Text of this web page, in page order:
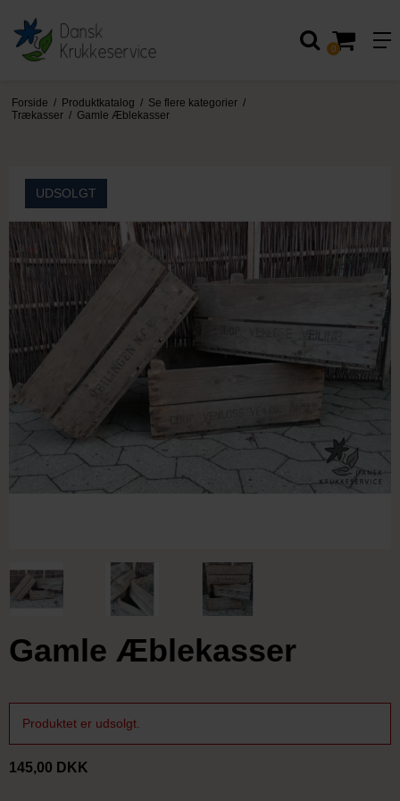
0
Forside / Produktkatalog / Se flere kategorier /
Trækasser / Gamle Æblekasser
UDSOLGT
Gamle Æblekasser
Produktet er udsolgt.
145,00 DKK